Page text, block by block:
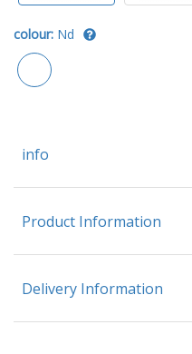
colour: Nd
info
Product Information
Delivery Information